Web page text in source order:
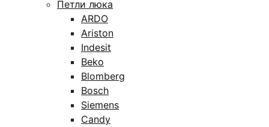
Петли люка
ARDO
Ariston
Indesit
Beko
Blomberg
Bosch
Siemens
Candy